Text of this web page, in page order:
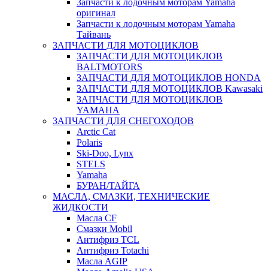
Запчасти к лодочным моторам Yamaha
оригинал
Запчасти к лодочным моторам Yamaha
Тайвань
ЗАПЧАСТИ ДЛЯ МОТОЦИКЛОВ
ЗАПЧАСТИ ДЛЯ МОТОЦИКЛОВ
BALTMOTORS
ЗАПЧАСТИ ДЛЯ МОТОЦИКЛОВ HONDA
ЗАПЧАСТИ ДЛЯ МОТОЦИКЛОВ Kawasaki
ЗАПЧАСТИ ДЛЯ МОТОЦИКЛОВ
YAMAHA
ЗАПЧАСТИ ДЛЯ СНЕГОХОДОВ
Arctic Cat
Polaris
Ski-Doo, Lynx
STELS
Yamaha
БУРАН/ТАЙГА
МАСЛА, СМАЗКИ, ТЕХНИЧЕСКИЕ
ЖИДКОСТИ
Масла CF
Смазки Mobil
Антифриз TCL
Антифриз Totachi
Масла AGIP